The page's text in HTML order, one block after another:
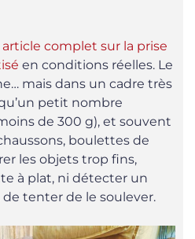
article complet sur la prise
en conditions réelles. Le
mais dans un cadre très
petit nombre
de 300 g), et souvent
boulettes de
les objets trop fins,
à plat, ni détecter un
tenter de le soulever.